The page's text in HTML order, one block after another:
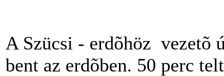
A Szücsi - erdõhöz vezetõ
bent az erdõben. 50 perc